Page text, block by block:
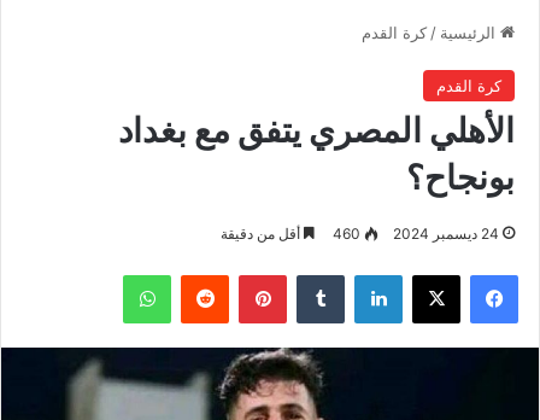
الرئيسية / كرة القدم
كرة القدم
الأهلي المصري يتفق مع بغداد
بونجاح؟
24 ديسمبر 2024 460 أقل من دقيقة
فيسبوك ‫X لينكدإن بينتيريست واتساب